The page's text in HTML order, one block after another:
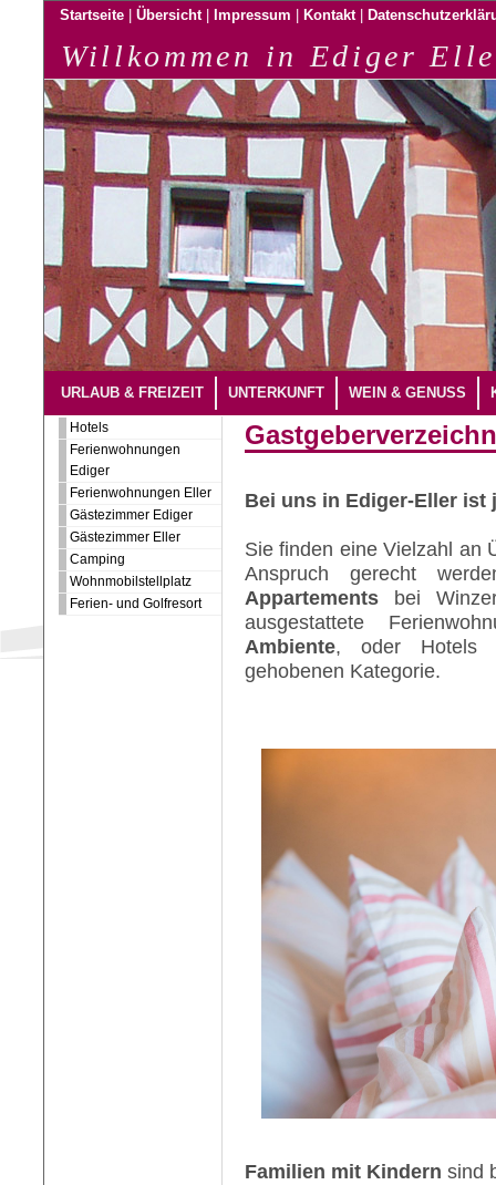
Startseite Übersicht Impressum Kontakt
Willkommen in Ediger
URLAUB & FREIZEIT UNTERKUNFT WEIN & GENUSS
Hotels
Ferienwohnungen
Ediger
Ferienwohnungen Eller
Gästezimmer Ediger
Gästezimmer Eller
Camping
Wohnmobilstellplatz
Ferien- und Golfresort
Bei uns in Ediger-Eller ist
Sie finden eine Vielzahl an
Anspruch gerecht
Appartements bei
ausgestattete
Ambiente, oder Hotels
gehobenen Kategorie.
Familien mit Kindern sind